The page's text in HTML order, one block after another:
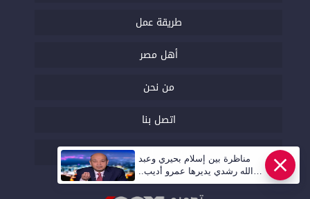
طريقة عمل
أهل مصر
من نحن
اتصل بنا
السياسة التحريرية
مناظرة بين إسلام بحيري وعبد
الله رشدي يديرها عمرو أديب..
قريبا | أهل مصر